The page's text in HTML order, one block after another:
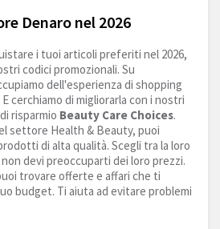
Denaro nel 2026
i tuoi articoli preferiti nel 2026,
codici promozionali. Su
dell'esperienza di shopping
cerchiamo di migliorarla con i nostri
risparmio Beauty Care Choices.
settore Health & Beauty, puoi
di alta qualità. Scegli tra la loro
devi preoccuparti dei loro prezzi.
trovare offerte e affari che ti
budget. Ti aiuta ad evitare problemi